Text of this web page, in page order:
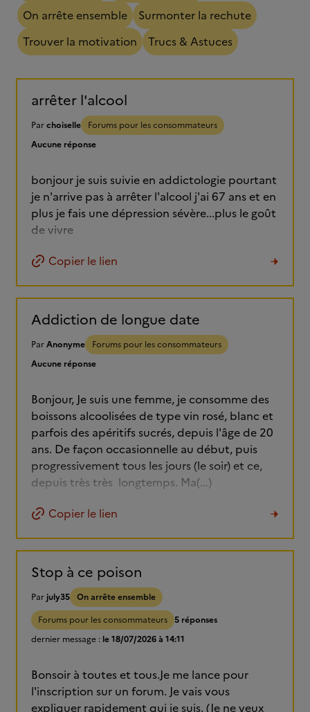
On arrête ensemble
Surmonter la rechute
Trouver la motivation
Trucs & Astuces
arrêter l'alcool
Parchoiselle
Forums pour les consommateurs
Aucune réponse
bonjour je suis suivie en addictologie pourtant
je n'arrive pas à arrêter l'alcool j'ai 67 ans et en
plus je fais une dépression sévère...plus le goût
de vivre
Copier le lien
Addiction de longue date
ParAnonyme
Forums pour les consommateurs
Aucune réponse
Bonjour, Je suis une femme, je consomme des
boissons alcoolisées de type vin rosé, blanc et
parfois des apéritifs sucrés, depuis l'âge de 20
ans. De façon occasionnelle au début, puis
progressivement tous les jours (le soir) et ce,
depuis très très longtemps. Ma(...)
Copier le lien
Stop à ce poison
Par july35 On arrête ensemble
Forums pour les consommateurs 5 réponses
dernier message : le 18/07/2026 à 14:11
Bonsoir à toutes et tous.Je me lance pour
l'inscription sur un forum. Je vais vous
expliquer rapidement qui je suis. (Je ne veux